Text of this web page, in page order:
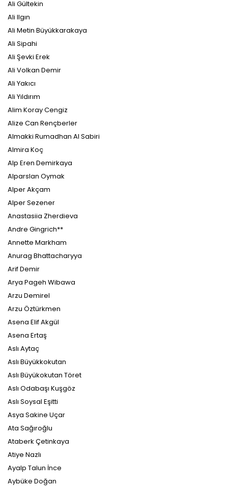
Ali Gültekin
Ali Ilgın
Ali Metin Büyükkarakaya
Ali Sipahi
Ali Şevki Erek
Ali Volkan Demir
Ali Yakıcı
Ali Yıldırım
Alim Koray Cengiz
Alize Can Rençberler
Almakki Rumadhan Al Sabiri
Almira Koç
Alp Eren Demirkaya
Alparslan Oymak
Alper Akçam
Alper Sezener
Anastasiia Zherdieva
Andre Gingrich**
Annette Markham
Anurag Bhattacharyya
Arif Demir
Arya Pageh Wibawa
Arzu Demirel
Arzu Öztürkmen
Asena Elif Akgül
Asena Ertaş
Aslı Aytaç
Aslı Büyükkokutan
Aslı Büyükokutan Töret
Aslı Odabaşı Kuşgöz
Aslı Soysal Eşitti
Asya Sakine Uçar
Ata Sağıroğlu
Ataberk Çetinkaya
Atiye Nazlı
Ayalp Talun İnce
Aybüke Doğan